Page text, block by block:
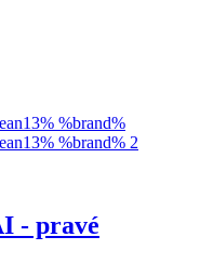
- pravé